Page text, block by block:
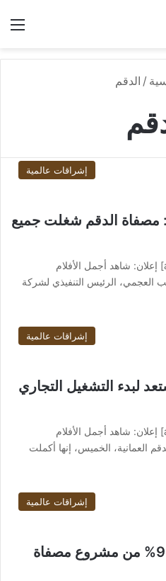
/ الدقم
إشراقات عالمية
مصفاة الدقم شغلت جميع
من صحيفة اشراق العالم 24:[ad_1] إعلان: شاهد أجمل الأفلام
شافي طالب العجمي، الرئيس التنفيذي لشركة
إشراقات عالمية
لبدء التشغيل التجاري
من صحيفة اشراق العالم 24:[ad_1] إعلان: شاهد أجمل الأفلام
مصفاة الدقم العمانية، الخميس، إنها أكملت
إشراقات عالمية
البترول الكويتية: إتمام 99% من مشروع مصفاة